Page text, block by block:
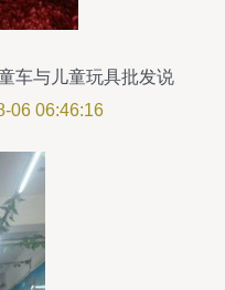
车与儿童玩具批发说
06 06:46:16